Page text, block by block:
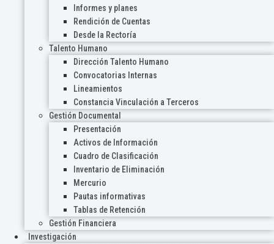
Informes y planes
Rendición de Cuentas
Desde la Rectoría
Talento Humano
Dirección Talento Humano
Convocatorias Internas
Lineamientos
Constancia Vinculación a Terceros
Gestión Documental
Presentación
Activos de Información
Cuadro de Clasificación
Inventario de Eliminación
Mercurio
Pautas informativas
Tablas de Retención
Gestión Financiera
Investigación